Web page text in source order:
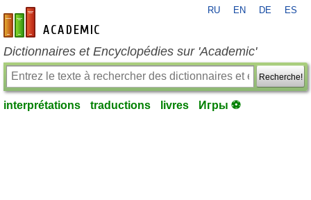
fr-academic.com
RU EN DE ES
Dictionnaires et Encyclopédies sur 'Academic'
Recherche!
interprétations traductions livres Игры ⚽